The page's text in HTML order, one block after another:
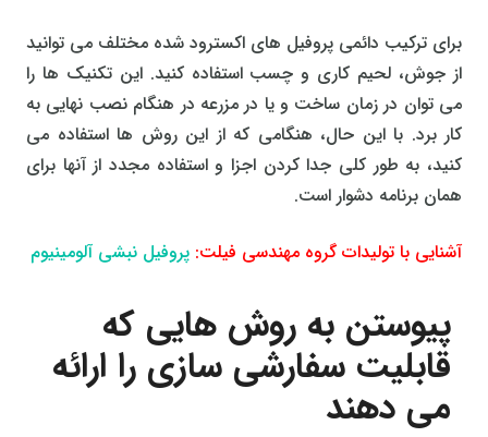
برای ترکیب دائمی پروفیل های اکسترود شده مختلف می توانید
از جوش، لحیم کاری و چسب استفاده کنید. این تکنیک ها را
می توان در زمان ساخت و یا در مزرعه در هنگام نصب نهایی به
کار برد. با این حال، هنگامی که از این روش ها استفاده می
کنید، به طور کلی جدا کردن اجزا و استفاده مجدد از آنها برای
همان برنامه دشوار است.
آشنایی با تولیدات گروه مهندسی فیلت: پروفیل نبشی آلومینیوم
پیوستن به روش هایی که
قابلیت سفارشی سازی را ارائه
می دهند